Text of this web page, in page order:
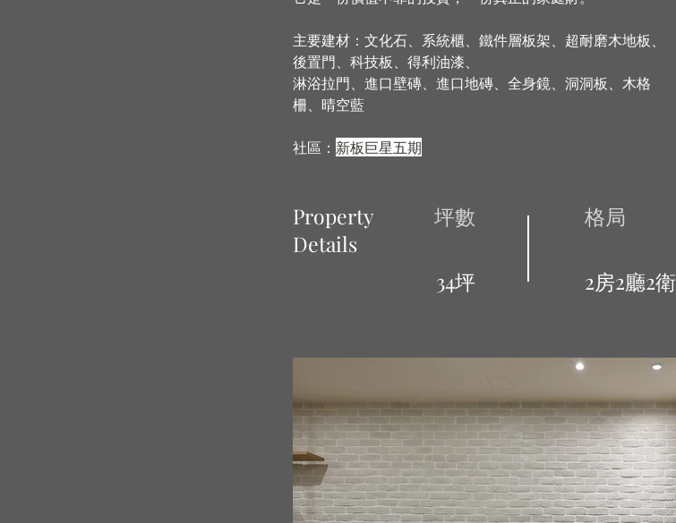
主要建材：文化石、系統櫃、鐵件層板架、超耐磨木地板、
後置門、科技板、得利油漆、
淋浴拉門、進口壁磚、進口地磚、全身鏡、洞洞板、木格
柵、晴空藍
社區： 新板巨星五期
Property
Details
坪數
34坪
格局
2房2廳2衛